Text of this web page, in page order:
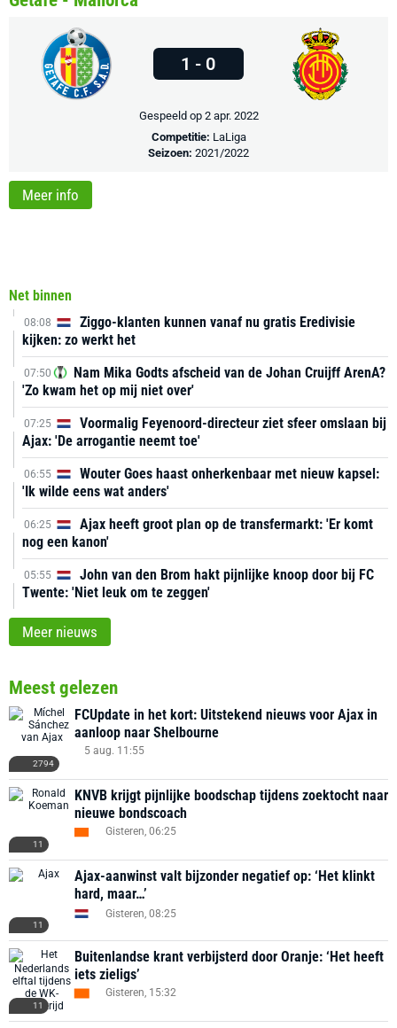
Net binnen
08:08
Ziggo-klanten kunnen vanaf nu gratis Eredivisie
kijken: zo werkt het
07:50
Nam Mika Godts afscheid van de Johan Cruijff ArenA?
'Zo kwam het op mij niet over'
07:25
Voormalig Feyenoord-directeur ziet sfeer omslaan bij
Ajax: 'De arrogantie neemt toe'
06:55
Wouter Goes haast onherkenbaar met nieuw kapsel:
'Ik wilde eens wat anders'
06:25
Ajax heeft groot plan op de transfermarkt: 'Er komt
nog een kanon'
05:55
John van den Brom hakt pijnlijke knoop door bij FC
Twente: 'Niet leuk om te zeggen'
Meer nieuws
1 - 0
Gespeeld op 2 apr. 2022
Competitie: LaLiga
Seizoen: 2021/2022
Meer info
Meest gelezen
2794
FCUpdate in het kort: Uitstekend nieuws voor Ajax in
aanloop naar Shelbourne
5 aug. 11:55
11
KNVB krijgt pijnlijke boodschap tijdens zoektocht naar
nieuwe bondscoach
Gisteren, 06:25
11
Ajax-aanwinst valt bijzonder negatief op: ‘Het klinkt
hard, maar…’
Gisteren, 08:25
11
Buitenlandse krant verbijsterd door Oranje: ‘Het heeft
iets zieligs’
Gisteren, 15:32